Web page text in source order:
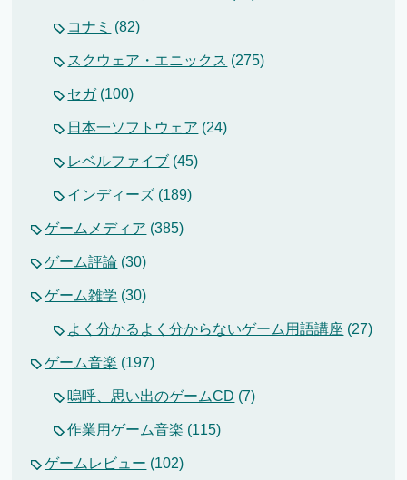
コナミ (82)
スクウェア・エニックス (275)
セガ(100)
日本一ソフトウェア (24)
レベルファイブ (45)
インディーズ (189)
ゲームメディア (385)
ゲーム評論 (30)
ゲーム雑学 (30)
よく分かるよく分からないゲーム用語講座 (27)
ゲーム音楽 (197)
嗚呼、思い出のゲームCD (7)
作業用ゲーム音楽 (115)
ゲームレビュー (102)